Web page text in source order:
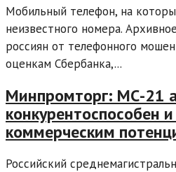
Мобильный телефон, на
неизвестного номера.
россиян от телефонного
оценкам Сбербанка,...
Минпромторг: МС-21
конкурентоспособен
коммерческим
Российский